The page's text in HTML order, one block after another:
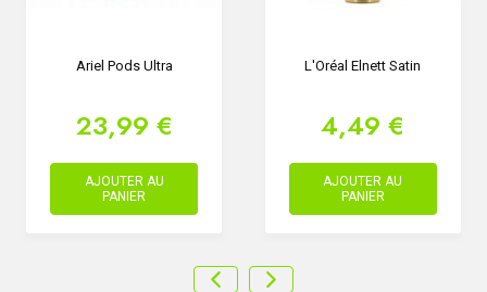
Ariel Pods Ultra
23,99 €
AJOUTER AU
PANIER
L'Oréal Elnett Satin
4,49 €
AJOUTER AU
PANIER